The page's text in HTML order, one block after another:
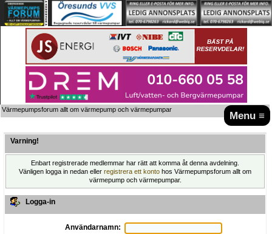
Menu ≡
Värmepumpsforum allt om värmepump och värmepumpar
Varning!
Enbart registrerade medlemmar har rätt att komma åt denna avdelning.
Vänligen logga in nedan eller registrera ett konto hos Värmepumpsforum allt om
värmepump och värmepumpar.
Logga-in
Användarnamn: